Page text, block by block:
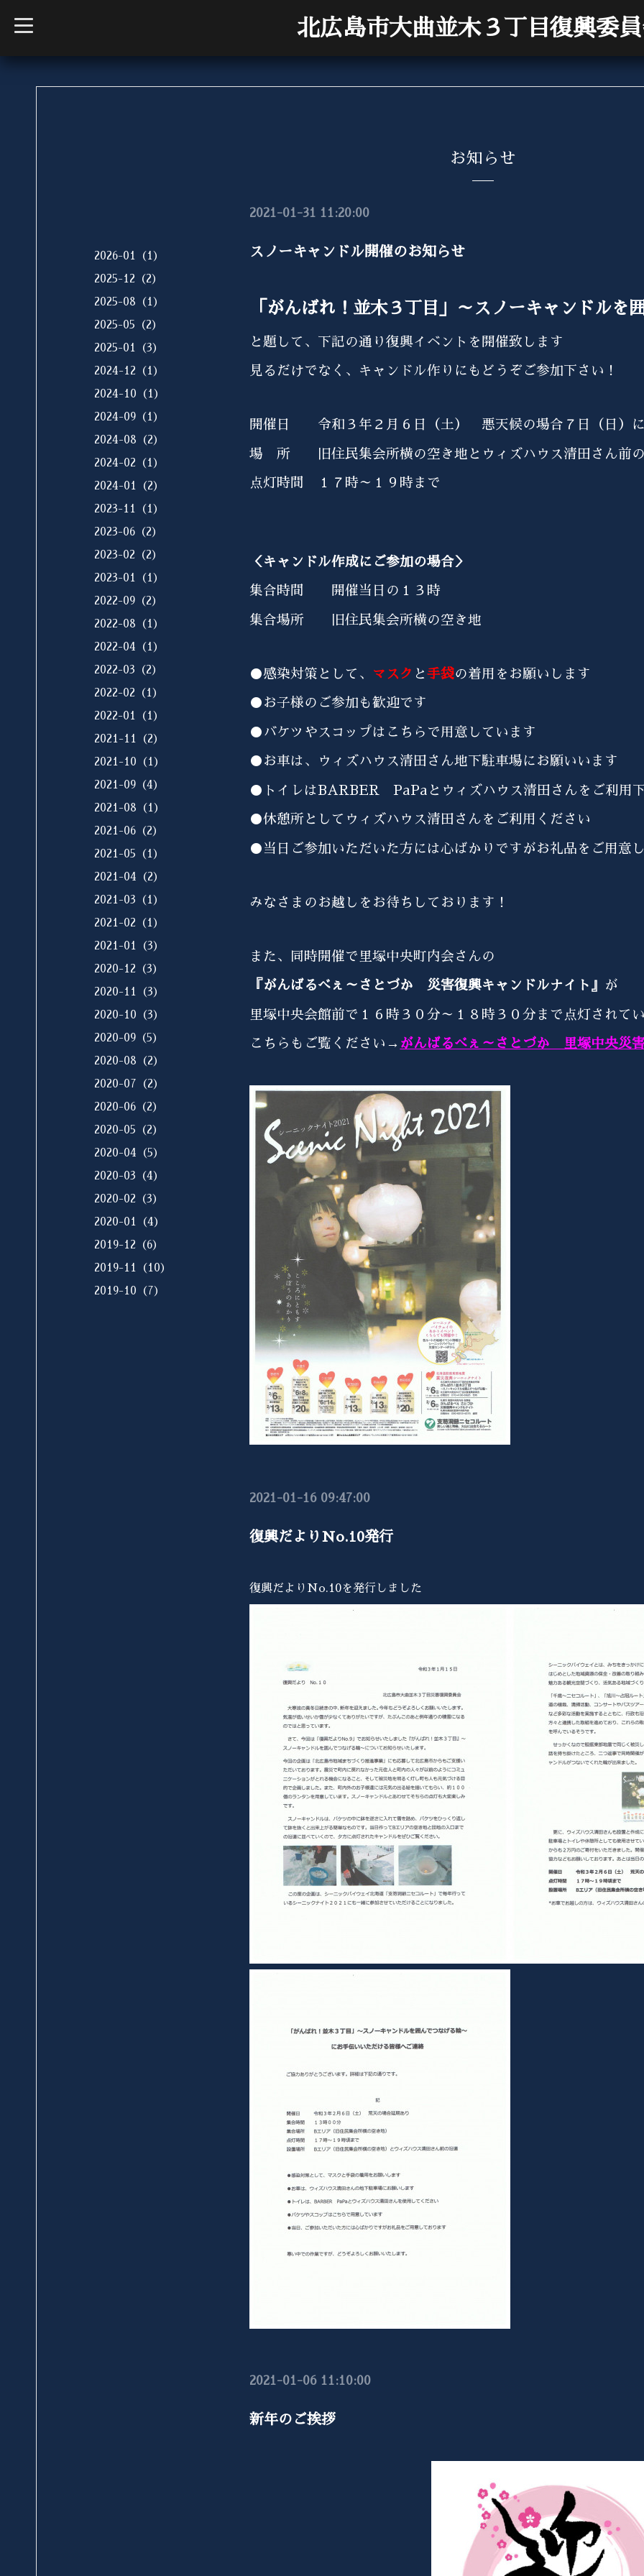
北広島市大曲並木３丁目復興委
t
o
お知らせ
2021-01-31 11:20:00
スノーキャンドル開催のお知らせ
「がんばれ！並木３丁目」～スノーキャンドルを
と題して、 下記の通り復興イベントを開催致します
見るだけでなく、キャンドル作りにもどうぞご参加下さい！
開催日 令和３年２月６日（土） 悪天候の場合７日（日）に
場 所 旧住民集会所横の空き地とウィズハウス清田さん前
点灯時間 １７時～１９時まで
＜キャンドル作成にご参加の場合＞
集合時間 開催当日の１３時
集合場所 旧住民集会所横の空き地
●感染対策として、 マスク と手袋の着用をお願いします
●お子様のご参加も歓迎です
●バケツやスコップはこちらで用意しています
●お車は、ウィズハウス清田さん地下駐車場にお願いいます
●トイレはBARBER PaPaとウィズハウス清田さんをご利用
●休憩所としてウィズハウス清田さんをご利用ください
●当日ご参加いただいた方には心ばかりですがお礼品をご用意
みなさまのお越しをお待ちしております！
また、同時開催で里塚中央町内会さんの
『がんばるべぇ～さとづか 災害復興キャンドルナイト』 が
里塚中央会館前で１６時３０分～１８時３０分まで点灯されて
こちらもご覧ください→ がんばるべぇ～さとづか 里塚中央災
2021-01-16 09:47:00
復興だよりNo.10発行
復興だよりNo.10を発行しました
2021-01-06 11:10:00
新年のご挨拶
2026-01（1）
2025-12（2）
2025-08（1）
2025-05（2）
2025-01（3）
2024-12（1）
2024-10（1）
2024-09（1）
2024-08（2）
2024-02（1）
2024-01（2）
2023-11（1）
2023-06（2）
2023-02（2）
2023-01（1）
2022-09（2）
2022-08（1）
2022-04（1）
2022-03（2）
2022-02（1）
2022-01（1）
2021-11（2）
2021-10（1）
2021-09（4）
2021-08（1）
2021-06（2）
2021-05（1）
2021-04（2）
2021-03（1）
2021-02（1）
2021-01（3）
2020-12（3）
2020-11（3）
2020-10（3）
2020-09（5）
2020-08（2）
2020-07（2）
2020-06（2）
2020-05（2）
2020-04（5）
2020-03（4）
2020-02（3）
2020-01（4）
2019-12（6）
2019-11（10）
2019-10（7）